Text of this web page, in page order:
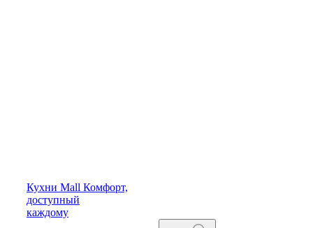
Кухни Mall Комфорт,
доступный
каждому